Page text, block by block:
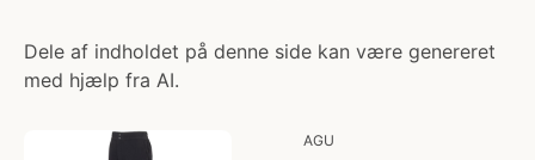
Dele af indholdet på denne side kan være genereret
med hjælp fra AI.
AGU